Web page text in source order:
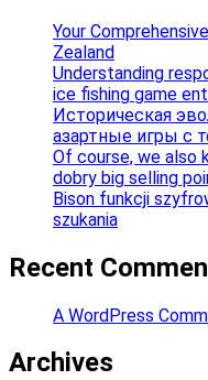
Your
Zealand
Understanding
ice fishing game
Историческая
азартные игры с
Of course, we also
dobry big selling
Bison funkcji
szukania
Recent
A WordPress
Archives